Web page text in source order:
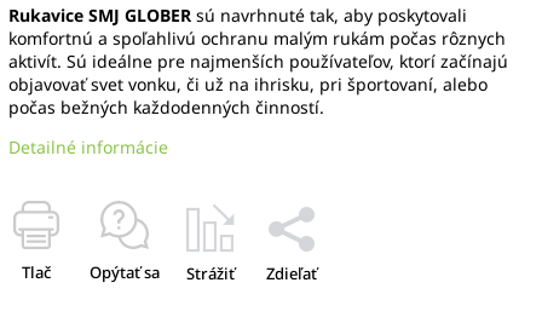
Rukavice SMJ GLOBER sú navrhnuté tak, aby poskytovali
komfortnú a spoľahlivú ochranu malým rukám počas rôznych
aktivít. Sú ideálne pre najmenších používateľov, ktorí začínajú
objavovať svet vonku, či už na ihrisku, pri športovaní, alebo
počas bežných každodenných činností.
Detailné informácie
Tlač Opýtať sa Strážiť Zdieľať